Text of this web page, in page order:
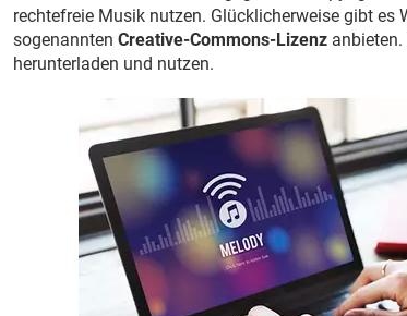
rechtefreie Musik nutzen. Glücklicherweise gibt es
sogenannten Creative-Commons-Lizenz
herunterladen und nutzen.